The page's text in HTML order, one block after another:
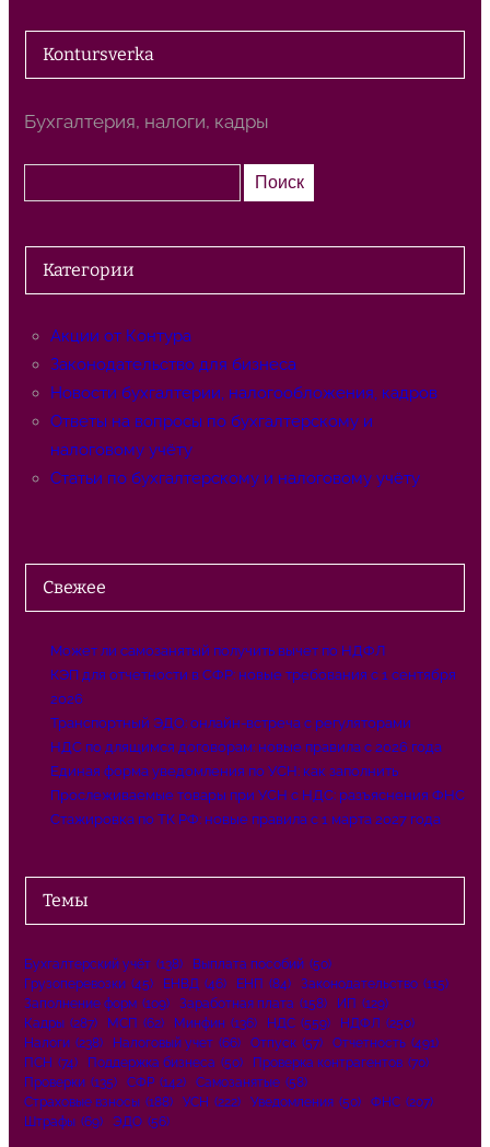
Kontursverka
Бухгалтерия, налоги, кадры
о
к
Поиск
Категории
Акции от Контура
Законодательство для бизнеса
Новости бухгалтерии, налогообложения, кадров
Ответы на вопросы по бухгалтерскому и
налоговому учёту
Статьи по бухгалтерскому и налоговому учёту
Свежее
Может ли самозанятый получить вычет по НДФЛ
КЭП для отчетности в СФР: новые требования с 1 сентября
2026
Транспортный ЭДО: онлайн-встреча с регуляторами
НДС по длящимся договорам: новые правила с 2026 года
Единая форма уведомления по УСН: как заполнить
Прослеживаемые товары при УСН с НДС: разъяснения ФНС
Стажировка по ТК РФ: новые правила с 1 марта 2027 года
Темы
Бухгалтерский учёт (138) Выплата пособий (50)
Грузоперевозки (45) ЕНВД (46) ЕНП (84) Законодательство (115)
Заполнение форм (109) Заработная плата (158) ИП (129)
Кадры (287) МСП (62) Минфин (136) НДС (559) НДФЛ (250)
Налоги (238) Налоговый учет (66) Отпуск (57) Отчетность (491)
ПСН (74) Поддержка бизнеса (50) Проверка контрагентов (70)
Проверки (135) СФР (142) Самозанятые (58)
Страховые взносы (188) УСН (222) Уведомления (50) ФНС (207)
Штрафы (69) ЭДО (56)